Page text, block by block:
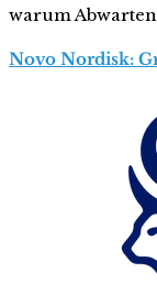
warum
Novo Nordisk: